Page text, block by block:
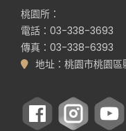
桃園所：
電話：03-338-3693
傳真：03-338-6393
地址：桃園市桃園區